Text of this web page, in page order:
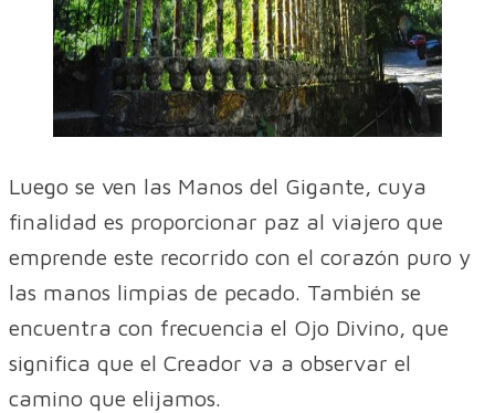
Luego se ven las Manos del Gigante, cuya
finalidad es proporcionar paz al viajero que
emprende este recorrido con el corazón puro y
las manos limpias de pecado. También se
encuentra con frecuencia el Ojo Divino, que
significa que el Creador va a observar el
camino que elijamos.